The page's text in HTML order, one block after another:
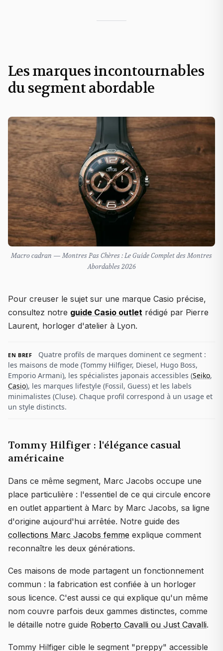
Les marques incontournables
du segment abordable
Macro cadran — Montres Pas Chères : Le Guide Complet des Montres
Abordables 2026
Pour creuser le sujet sur une marque Casio précise,
consultez notre guide Casio outlet rédigé par Pierre
Laurent, horloger d'atelier à Lyon.
EN BREF
Quatre profils de marques dominent ce segment :
les maisons de mode (Tommy Hilfiger, Diesel, Hugo Boss,
Emporio Armani), les spécialistes japonais accessibles (Seiko,
Casio), les marques lifestyle (Fossil, Guess) et les labels
minimalistes (Cluse). Chaque profil correspond à un usage et
un style distincts.
Tommy Hilfiger : l'élégance casual
américaine
Dans ce même segment, Marc Jacobs occupe une
place particulière : l'essentiel de ce qui circule encore
en outlet appartient à Marc by Marc Jacobs, sa ligne
d'origine aujourd'hui arrêtée. Notre guide des
collections Marc Jacobs femme explique comment
reconnaître les deux générations.
Ces maisons de mode partagent un fonctionnement
commun : la fabrication est confiée à un horloger
sous licence. C'est aussi ce qui explique qu'un même
nom couvre parfois deux gammes distinctes, comme
le détaille notre guide Roberto Cavalli ou Just Cavalli.
Tommy Hilfiger cible le segment "preppy" accessible